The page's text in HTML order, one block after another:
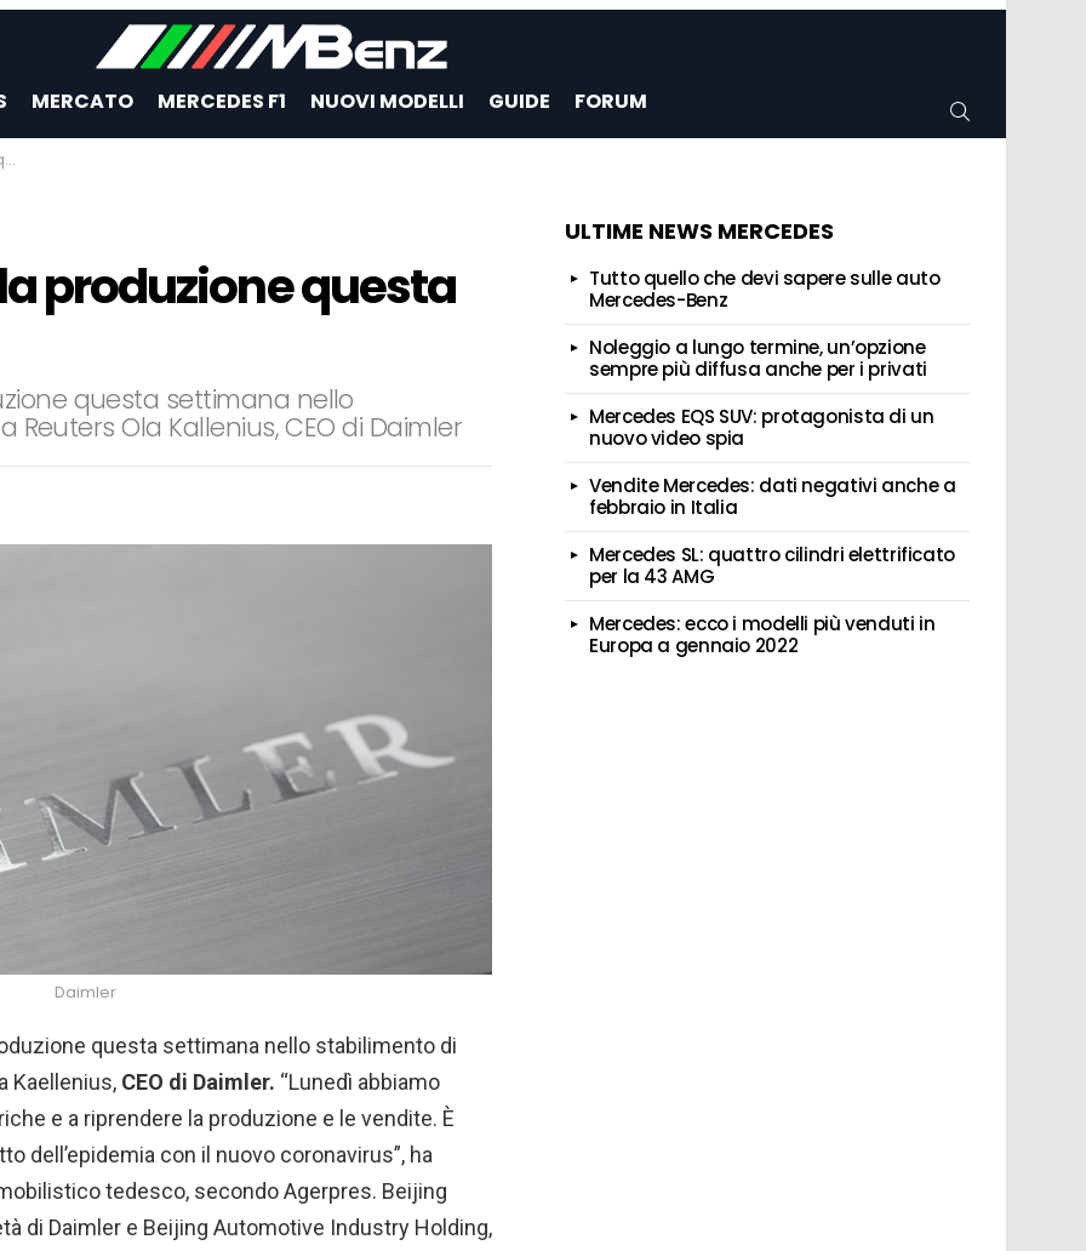
MERCATO MERCEDES F1 NUOVI MODELLI GUIDE FORUM
produzione questa
questa settimana nello
Ola Kallenius, CEO di Daimler
Daimler
questa settimana nello stabilimento di
Kaellenius, CEO di Daimler. “Lunedì abbiamo
e a riprendere la produzione e le vendite. È
dell’epidemia con il nuovo coronavirus”, ha
tedesco, secondo Agerpres. Beijing
di Daimler e Beijing Automotive Industry Holding,
ULTIME NEWS MERCEDES
Tutto quello che devi sapere sulle auto
Mercedes-Benz
Noleggio a lungo termine, un’opzione
sempre più diffusa anche per i privati
Mercedes EQS SUV: protagonista di un
nuovo video spia
Vendite Mercedes: dati negativi anche a
febbraio in Italia
Mercedes SL: quattro cilindri elettrificato
per la 43 AMG
Mercedes: ecco i modelli più venduti in
Europa a gennaio 2022